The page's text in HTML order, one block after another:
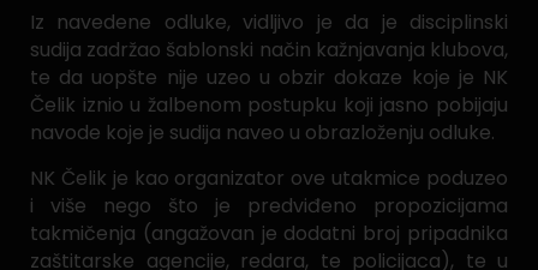
Iz navedene odluke, vidljivo je da je disciplinski
sudija zadržao šablonski način kažnjavanja klubova,
te da uopšte nije uzeo u obzir dokaze koje je NK
Čelik iznio u žalbenom postupku koji jasno pobijaju
navode koje je sudija naveo u obrazloženju odluke.
NK Čelik je kao organizator ove utakmice poduzeo
i više nego što je predviđeno propozicijama
takmičenja (angažovan je dodatni broj pripadnika
zaštitarske agencije, redara, te policijaca), te u